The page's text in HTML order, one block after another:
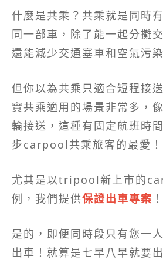
什麼是共乘？共乘就是同時
同一部車，除了能一起分攤
還能減少交通塞車和空氣污染
但你以為共乘只適合短程接
實共乘適用的場景非常多，
輪接送，這種有固定航班時
步carpool共乘旅客的最愛！
尤其是以tripool新上市的
例，我們提供保證出車專案 ！
是的，即便同時段只有您一
出車！就算是七早八早就要